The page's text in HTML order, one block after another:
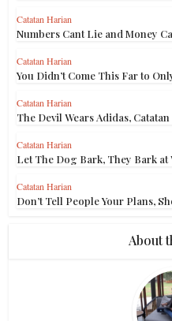
Catatan Harian
Numbers Cant Lie and Money
Catatan Harian
You Didn’t Come This Far to
Catatan Harian
The Devil Wears Adidas,
Catatan Harian
Let The Dog Bark, They Bark at
Catatan Harian
Don’t Tell People Your Plans,
About